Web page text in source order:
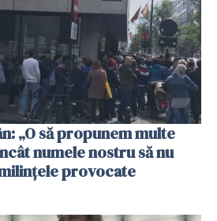
„O să propunem multe
numele nostru să nu
provocate